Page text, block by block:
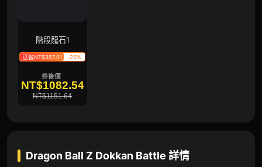
階段龍石1
已省NT$357.01 -25%
券後價
NT$1082.54
NT$1151.64
Dragon Ball Z Dokkan Battle 詳情